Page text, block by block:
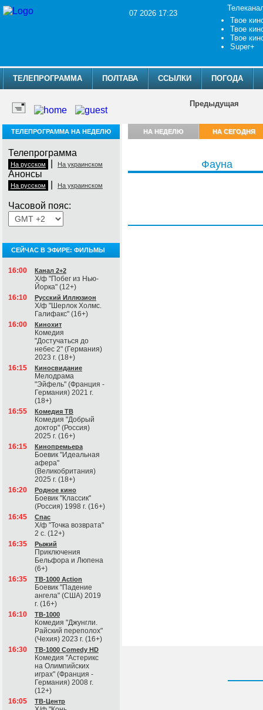
07 2026 17:23
Твое
Твое
Твое
Super+
ТЕЛЕПРОГРАММА ПОЛТАВА ССЫЛКИ ПОГОДА
Предыдущая
ТЕЛЕПРОГРАММА НА НЕДЕЛЮ
Телепрограмма
На русском На украинском
Анонсы
На русском На украинском
Часовой пояс:
СЕЙЧАС В ЭФИРЕ: ФИЛЬМЫ
16:00 Канал 2+2
Х/ф "Побег из Нью-
Йорка" (12+)
16:10
Русский Иллюзион
Х/ф "Шерлок Холмс.
Галифакс" (16+)
16:00
Кинохит
Комедия
"Достучаться до
небес 2" (Германия)
2023 г. (18+)
16:15
Киносвидание
Мелодрама
"Эйфель" (Франция -
Германия) 2021 г.
(18+)
16:55
Комедия ТВ
Комедия "Добрый
доктор" (Россия)
2025 г. (16+)
16:15
Кинопремьера
Боевик "Идеальная
афера"
(Великобритания)
2025 г. (18+)
16:20
Родное кино
Боевик "Классик"
(Россия) 1998 г. (16+)
16:45
Спас
Х/ф "Точка возврата"
2 с. (12+)
16:35
Рыжий
Приключения
Бельфора и Люпена
(6+)
16:35
ТВ-1000 Action
Боевик "Падение
ангела" (США) 2019
г. (16+)
16:10
ТВ-1000
Комедия "Джунгли.
Райский переполох"
(Чехия) 2023 г. (16+)
16:30
ТВ-1000 Comedy HD
Комедия "Астерикс
на Олимпийских
играх" (Франция -
Германия) 2008 г.
(12+)
16:05
ТВ-Центр
НА НЕДЕЛЮ НА СЕГОДНЯ
Фауна